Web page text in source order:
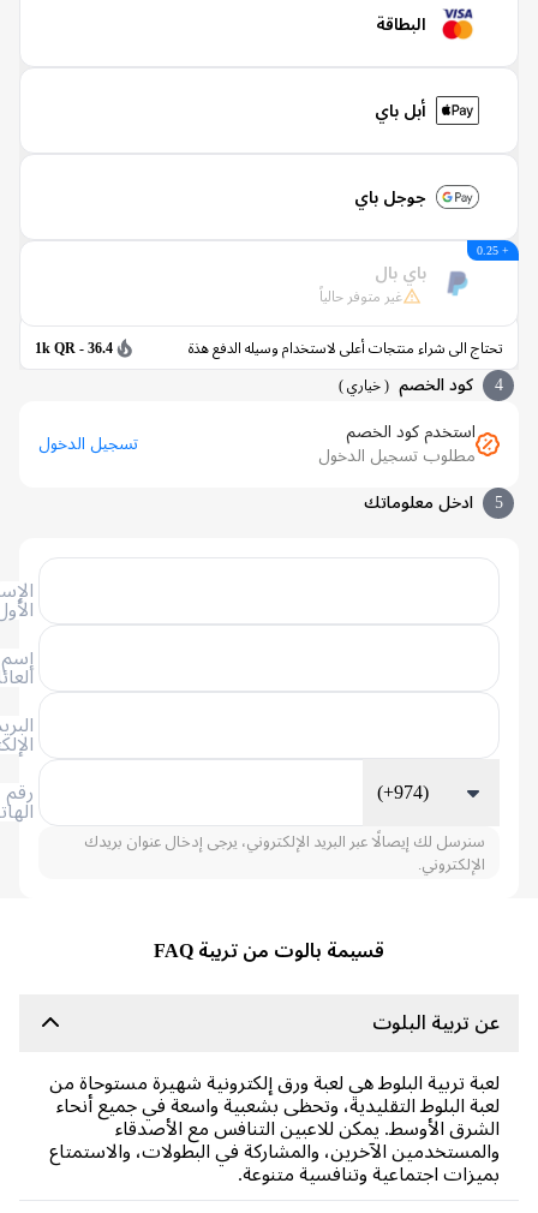
البطاقة
أبل باي
جوجل باي
باي بال
غير متوفر حالياً
الى شراء منتجات أعلى لاستخدام وسيله الدفع هذة
كود الخصم (خياري )
استخدم كود الخصم
مطلوب تسجيل الدخول
تسجيل الدخول
ادخل معلوماتك
العائلة
الإلكتروني
الهاتف
(+974)
سنرسل لك إيصالًا عبر البريد الإلكتروني، يرجى إدخال عنوان بريدك
الإلكتروني.
قسيمة بالوت من تربية FAQ
تربية البلوت
تربية البلوط هي لعبة ورق إلكترونية شهيرة مستوحاة من
البلوط التقليدية، وتحظى بشعبية واسعة في جميع أنحاء
الأوسط. يمكن للاعبين التنافس مع الأصدقاء
الآخرين، والمشاركة في البطولات، والاستمتاع
اجتماعية وتنافسية متنوعة.